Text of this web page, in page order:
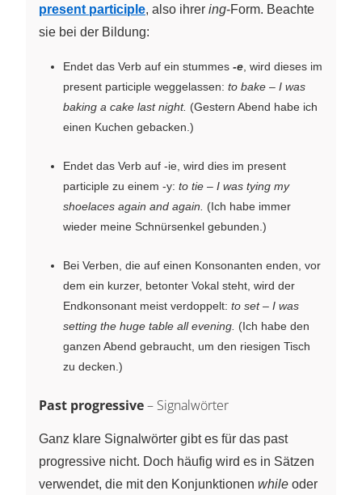
present participle, also ihrer ing-Form. Beachte
sie bei der Bildung:
Endet das Verb auf ein stummes -e, wird dieses im
present participle weggelassen: to bake – I was
baking a cake last night. (Gestern Abend habe ich
einen Kuchen gebacken.)
Endet das Verb auf -ie, wird dies im present
participle zu einem -y: to tie – I was tying my
shoelaces again and again. (Ich habe immer
wieder meine Schnürsenkel gebunden.)
Bei Verben, die auf einen Konsonanten enden, vor
dem ein kurzer, betonter Vokal steht, wird der
Endkonsonant meist verdoppelt: to set – I was
setting the huge table all evening. (Ich habe den
ganzen Abend gebraucht, um den riesigen Tisch
zu decken.)
Past progressive– Signalwörter
Ganz klare Signalwörter gibt es für das past
progressive nicht. Doch häufig wird es in Sätzen
verwendet, die mit den Konjunktionen while oder